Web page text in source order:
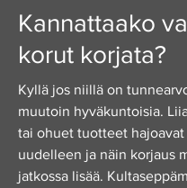
Kannattaako
korut korjata?
Kyllä jos niillä on
muutoin hyväkuntoisia.
tai ohuet tuotteet
uudelleen ja näin korjaus
jatkossa lisää.